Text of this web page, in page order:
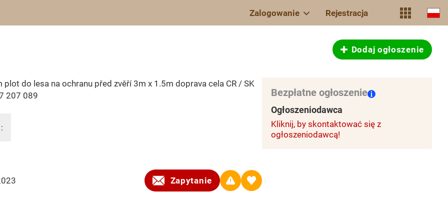
Zalogowanie Rejestracja
Dodaj ogłoszenie
plot do lesa na ochranu před zvěří 3m x 1.5m doprava cela CR / SK
207 089
Zapytanie
Bezpłatne ogłoszenie
Ogłoszeniodawca
Kliknij, by skontaktować się z
ogłoszeniodawcą!